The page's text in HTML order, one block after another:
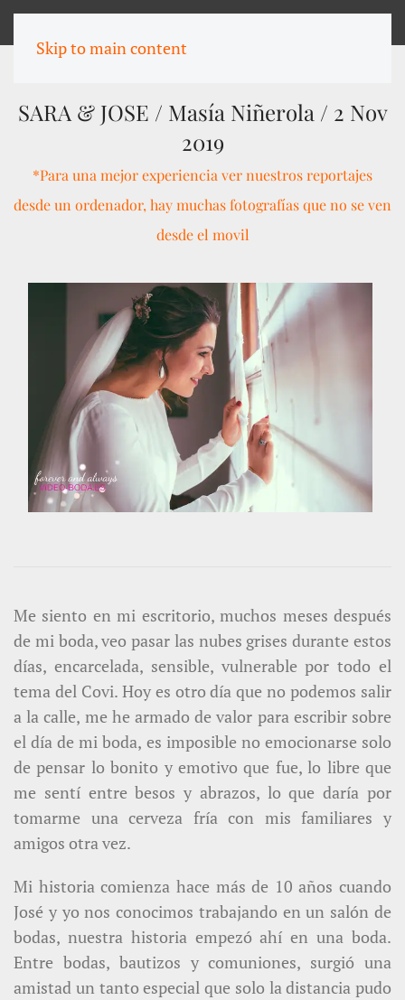
Skip to main content
DIARIO DE BODA
SARA & JOSE / Masía Niñerola / 2 Nov
2019
*Para una mejor experiencia ver nuestros reportajes
desde un ordenador, hay muchas fotografías que no se ven
desde el movil
Me siento en mi escritorio, muchos meses después
de mi boda, veo pasar las nubes grises durante estos
días, encarcelada, sensible, vulnerable por todo el
tema del Covi. Hoy es otro día que no podemos salir
a la calle, me he armado de valor para escribir sobre
el día de mi boda, es imposible no emocionarse solo
de pensar lo bonito y emotivo que fue, lo libre que
me sentí entre besos y abrazos, lo que daría por
tomarme una cerveza fría con mis familiares y
amigos otra vez.
Mi historia comienza hace más de 10 años cuando
José y yo nos conocimos trabajando en un salón de
bodas, nuestra historia empezó ahí en una boda.
Entre bodas, bautizos y comuniones, surgió una
amistad un tanto especial que solo la distancia pudo